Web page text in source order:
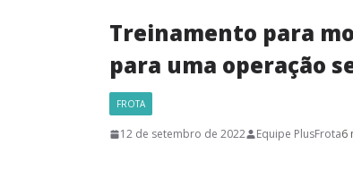
Treinamento para
para uma operação
FROTA
12 de setembro de 2022 Equipe PlusFrota6